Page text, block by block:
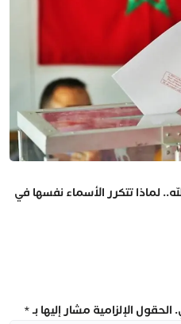
لماذا تتكرر الأسماء نفسها في
الحقول الإلزامية مشار إليها بـ*